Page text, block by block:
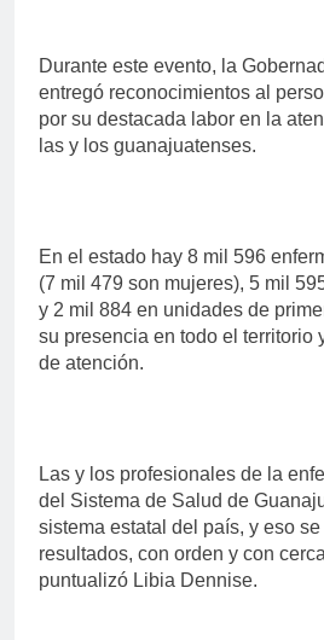
Durante este evento, la
entregó reconocimientos al
por su destacada labor en la
las y los guanajuatenses.
En el estado hay 8 mil 596
(7 mil 479 son mujeres), 5 mil
y 2 mil 884 en unidades de
su presencia en todo el territorio
de atención.
Las y los profesionales de la
del Sistema de Salud de
sistema estatal del país, y eso
resultados, con orden y con
puntualizó Libia Dennise.